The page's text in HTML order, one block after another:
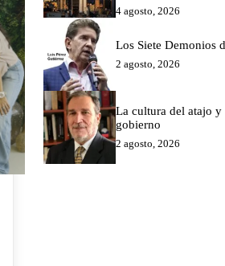
4 agosto, 2026
Los Siete Demonios
2 agosto, 2026
La cultura del atajo
gobierno
2 agosto, 2026